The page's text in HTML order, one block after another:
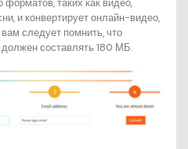
таких как видео,
и конвертирует онлайн-видео,
следует помнить, что
составлять 180 МБ.